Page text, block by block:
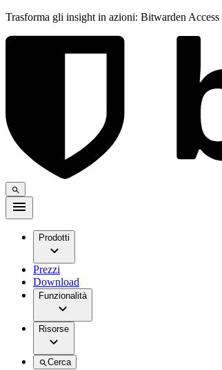
Trasforma gli insight in azioni: Bitwarden
Prodotti
Prezzi
Download
Funzionalità
Risorse
Cerca